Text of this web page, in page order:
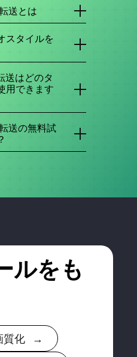
送とは
用して動画を変換し、
ことができるテクノロ
スタイルを
を提供するだけで、当
があなたのビジョンを
シックな筆致を再現し
トの大胆な色彩を再現
る限りのユニークなテ
でも、
ームレスに適用できま
んだ画像をアップロー
送はどのタ
用できます
的な映像、プロ仕様の
、長い動画のいずれで
したスタイルをシーム
送の無料試
ルをも
質化 →